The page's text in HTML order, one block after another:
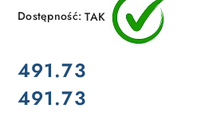
Dostępność:TAK
cena:
491.73
Cena:
491.73